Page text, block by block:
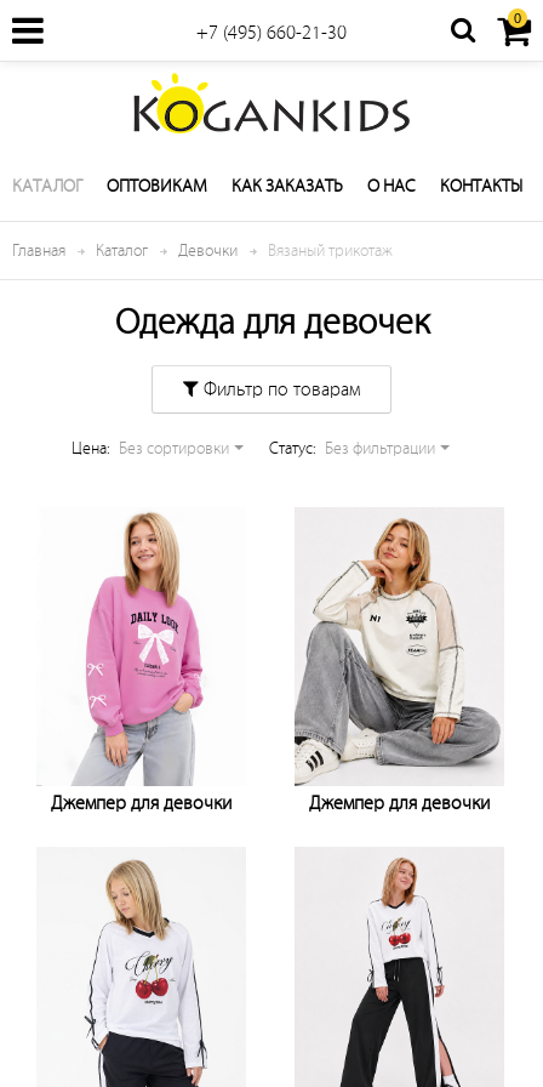
+7 (495) 660-21-30
0
КАТАЛОГ ОПТОВИКАМ КАК ЗАКАЗАТЬ О НАС КОНТАКТЫ
Главная Каталог Девочки Вязаный трикотаж
Одежда для девочек
Фильтр по товарам
Цена: Без сортировки Cтатус: Без фильтрации
Джемпер для девочки
Джемпер для девочки